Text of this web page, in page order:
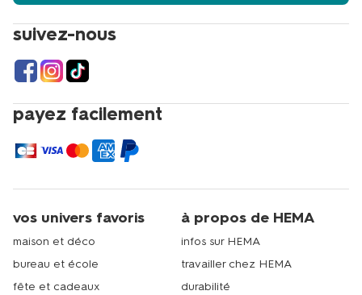
suivez-nous
payez facilement
vos univers favoris
maison et déco
bureau et école
fête et cadeaux
à propos de HEMA
infos sur HEMA
travailler chez HEMA
durabilité